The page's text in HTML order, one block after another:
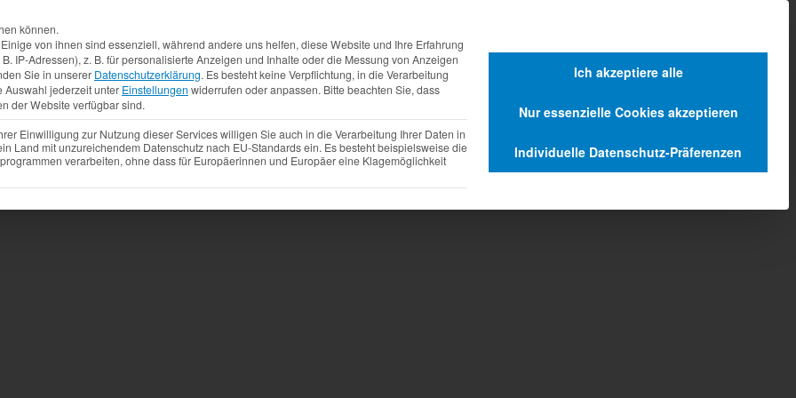
Aktuelles
können.
von ihnen sind essenziell, während andere uns helfen, diese Website und Ihre Erfahrung
IP-Adressen), z. B. für personalisierte Anzeigen und Inhalte oder die Messung von Anzeigen
Sie in unserer Datenschutzerklärung. Es besteht keine Verpflichtung, in die Verarbeitung
Auswahl jederzeit unter Einstellungen widerrufen oder anpassen. Bitte beachten Sie, dass
der Website verfügbar sind.
Einwilligung zur Nutzung dieser Services willigen Sie auch in die Verarbeitung Ihrer Daten in
Land mit unzureichendem Datenschutz nach EU-Standards ein. Es besteht beispielsweise die
verarbeiten, ohne dass für Europäerinnen und Europäer eine Klagemöglichkeit
Ich akzeptiere alle
Nur essenzielle Cookies akzeptieren
Individuelle Datenschutz-Präferenzen